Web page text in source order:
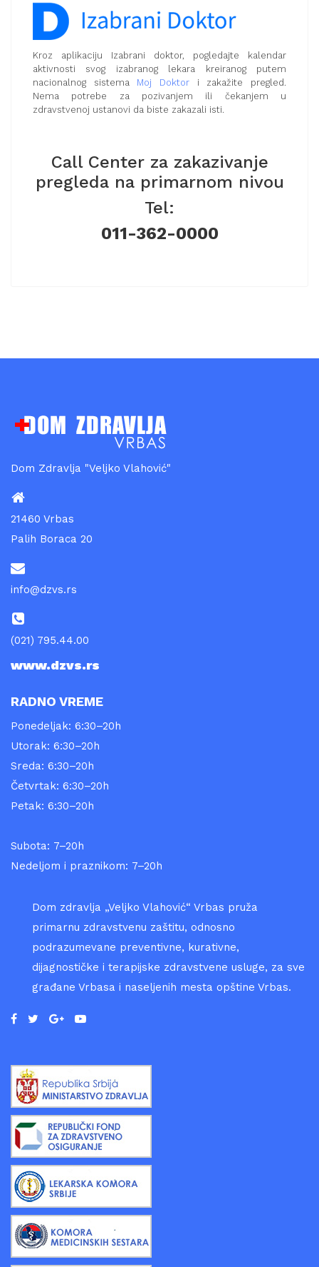
Kroz aplikaciju Izabrani doktor, pogledajte kalendar
aktivnosti svog izabranog lekara kreiranog putem
nacionalnog sistema Moj Doktor i zakažite pregled.
Nema potrebe za pozivanjem ili čekanjem u
zdravstvenoj ustanovi da biste zakazali isti.
Call Center za zakazivanje
pregleda na primarnom nivou
Tel:
011-362-0000
Dom Zdravlja "Veljko Vlahović"
21460 Vrbas
Palih Boraca 20
info@dzvs.rs
(021) 795.44.00
www.dzvs.rs
RADNO VREME
Ponedeljak: 6:30–20h
Utorak: 6:30–20h
Sreda: 6:30–20h
Četvrtak: 6:30–20h
Petak: 6:30–20h
Subota: 7–20h
Nedeljom i praznikom: 7–20h
Dom zdravlja „Veljko Vlahović“ Vrbas pruža
primarnu zdravstvenu zaštitu, odnosno
podrazumevane preventivne, kurativne,
dijagnostičke i terapijske zdravstvene usluge, za sve
građane Vrbasa i naseljenih mesta opštine Vrbas.